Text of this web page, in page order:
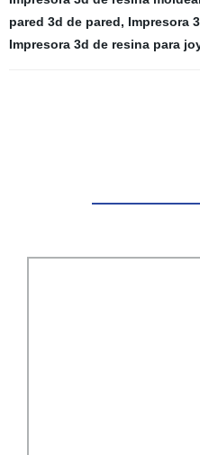
pared 3d de pared, Impresora
Impresora 3d de resina para